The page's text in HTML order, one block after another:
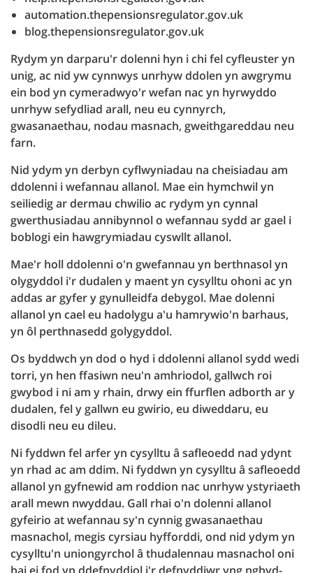
automation.thepensionsregulator.gov.uk
blog.thepensionsregulator.gov.uk
Rydym yn darparu'r dolenni hyn i chi fel cyfleuster yn
unig, ac nid yw cynnwys unrhyw ddolen yn awgrymu
ein bod yn cymeradwyo'r wefan nac yn hyrwyddo
unrhyw sefydliad arall, neu eu cynnyrch,
gwasanaethau, nodau masnach, gweithgareddau neu
farn.
Nid ydym yn derbyn cyflwyniadau na cheisiadau am
ddolenni i wefannau allanol. Mae ein hymchwil yn
seiliedig ar dermau chwilio ac rydym yn cynnal
gwerthusiadau annibynnol o wefannau sydd ar gael i
boblogi ein hawgrymiadau cyswllt allanol.
Mae'r holl ddolenni o'n gwefannau yn berthnasol yn
olygyddol i'r dudalen y maent yn cysylltu ohoni ac yn
addas ar gyfer y gynulleidfa debygol. Mae dolenni
allanol yn cael eu hadolygu a'u hamrywio'n barhaus,
yn ôl perthnasedd golygyddol.
Os byddwch yn dod o hyd i ddolenni allanol sydd wedi
torri, yn hen ffasiwn neu'n amhriodol, gallwch roi
gwybod i ni am y rhain, drwy ein ffurflen adborth ar y
dudalen, fel y gallwn eu gwirio, eu diweddaru, eu
disodli neu eu dileu.
Ni fyddwn fel arfer yn cysylltu â safleoedd nad ydynt
yn rhad ac am ddim. Ni fyddwn yn cysylltu â safleoedd
allanol yn gyfnewid am roddion nac unrhyw ystyriaeth
arall mewn nwyddau. Gall rhai o'n dolenni allanol
gyfeirio at wefannau sy'n cynnig gwasanaethau
masnachol, megis cyrsiau hyfforddi, ond nid ydym yn
cysylltu'n uniongyrchol â thudalennau masnachol oni